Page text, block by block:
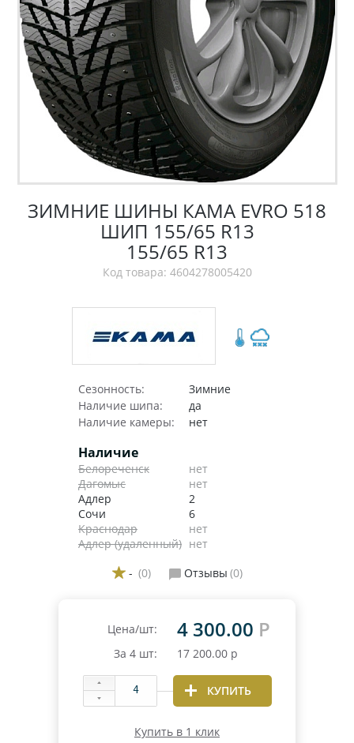
ЗИМНИЕ ШИНЫ КАМА EVRO 518
ШИП 155/65 R13
155/65 R13
Код товара: 4604278005420
Сезонность:
Зимние
Наличие шипа:
да
Наличие камеры:
нет
Наличие
Белореченск
нет
Дагомыс
нет
Адлер
2
Сочи
6
Краснодар
нет
Адлер (удаленный) нет
- (0) Отзывы (0)
Цена/шт: 4 300.00 Р
За 4 шт: 17 200.00 р
КУПИТЬ
Купить в 1 клик